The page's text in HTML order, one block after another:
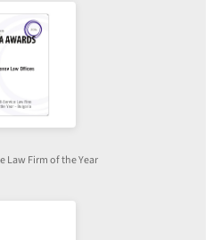
Law Firm of the Year